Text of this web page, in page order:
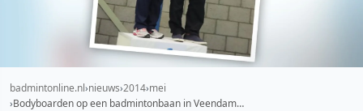
badmintonline.nl nieuws 2014 mei
Bodyboarden op een badmintonbaan in Veendam…